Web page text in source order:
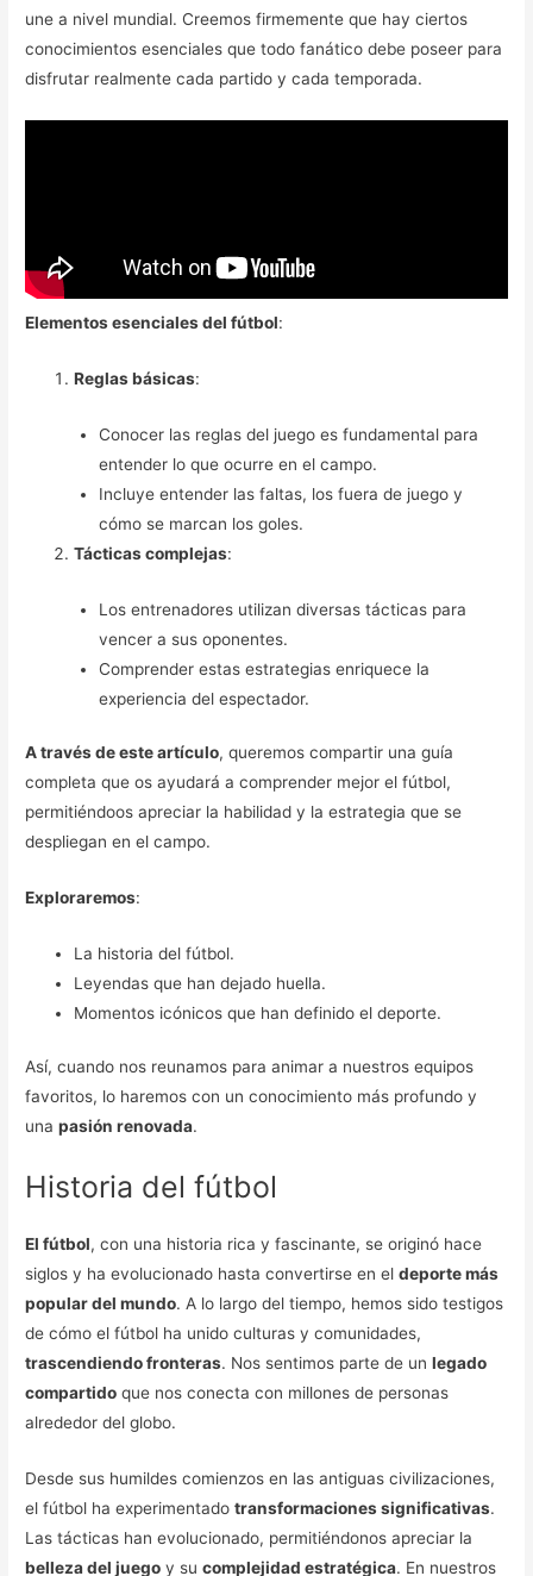
une a nivel mundial. Creemos firmemente que hay ciertos
conocimientos esenciales que todo fanático debe poseer para
disfrutar realmente cada partido y cada temporada.
Elementos esenciales del fútbol:
Reglas básicas:
Conocer las reglas del juego es fundamental para
entender lo que ocurre en el campo.
Incluye entender las faltas, los fuera de juego y
cómo se marcan los goles.
Tácticas complejas:
Los entrenadores utilizan diversas tácticas para
vencer a sus oponentes.
Comprender estas estrategias enriquece la
experiencia del espectador.
A través de este artículo, queremos compartir una guía
completa que os ayudará a comprender mejor el fútbol,
permitiéndoos apreciar la habilidad y la estrategia que se
despliegan en el campo.
Exploraremos:
La historia del fútbol.
Leyendas que han dejado huella.
Momentos icónicos que han definido el deporte.
Así, cuando nos reunamos para animar a nuestros equipos
favoritos, lo haremos con un conocimiento más profundo y
unapasión renovada.
Historia del fútbol
El fútbol, con una historia rica y fascinante, se originó hace
siglos y ha evolucionado hasta convertirse en eldeporte más
popular del mundo. A lo largo del tiempo, hemos sido testigos
de cómo el fútbol ha unido culturas y comunidades,
trascendiendo fronteras. Nos sentimos parte de unlegado
compartido que nos conecta con millones de personas
alrededor del globo.
Desde sus humildes comienzos en las antiguas civilizaciones,
el fútbol ha experimentadotransformaciones significativas.
Las tácticas han evolucionado, permitiéndonos apreciar la
belleza del juego y sucomplejidad estratégica. En nuestros